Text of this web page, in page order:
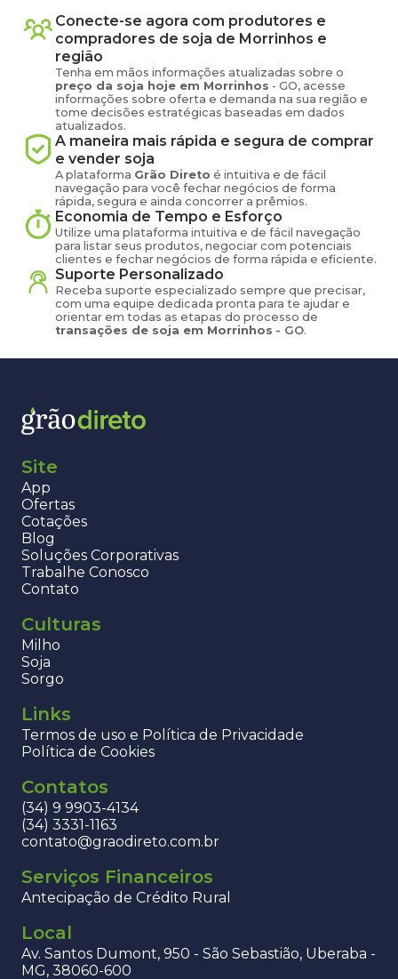
Conecte-se agora com produtores e
compradores de soja de Morrinhos e
região
Tenha em mãos informações atualizadas sobre o
preço da soja hoje em Morrinhos - GO, acesse
informações sobre oferta e demanda na sua região e
tome decisões estratégicas baseadas em dados
atualizados.
A maneira mais rápida e segura de comprar
e vender soja
A plataforma Grão Direto é intuitiva e de fácil
navegação para você fechar negócios de forma
rápida, segura e ainda concorrer a prêmios.
Economia de Tempo e Esforço
Utilize uma plataforma intuitiva e de fácil navegação
para listar seus produtos, negociar com potenciais
clientes e fechar negócios de forma rápida e eficiente.
Suporte Personalizado
Receba suporte especializado sempre que precisar,
com uma equipe dedicada pronta para te ajudar e
orientar em todas as etapas do processo de
transações de soja em Morrinhos - GO.
Site
App
Ofertas
Cotações
Blog
Soluções Corporativas
Trabalhe Conosco
Contato
Culturas
Milho
Soja
Sorgo
Links
Termos de uso e Política de Privacidade
Política de Cookies
Contatos
(34) 9 9903-4134
(34) 3331-1163
contato@graodireto.com.br
Serviços Financeiros
Antecipação de Crédito Rural
Local
Av. Santos Dumont, 950 - São Sebastião, Uberaba -
MG, 38060-600